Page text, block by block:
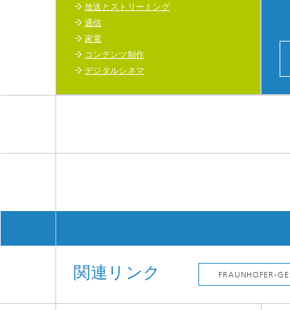
放送とストリーミング
通信
家電
コンテンツ制作
デジタルシネマ
関連リンク